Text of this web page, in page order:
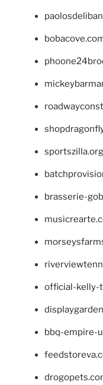
sportszilla.org
brasserie-
official-kelly-
bbq-empire-